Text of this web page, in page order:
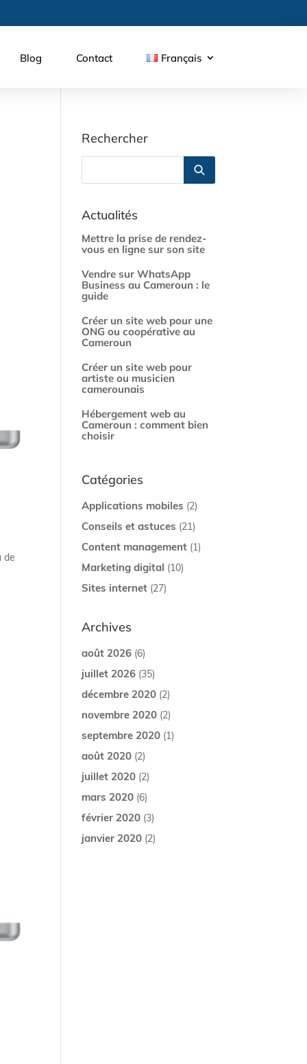
Blog Contact Français
de
Rechercher
Actualités
Mettre la prise de rendez-
vous en ligne sur son site
Vendre sur WhatsApp
Business au Cameroun : le
guide
Créer un site web pour une
ONG ou coopérative au
Cameroun
Créer un site web pour
artiste ou musicien
camerounais
Hébergement web au
Cameroun : comment bien
choisir
Catégories
Applications mobiles (2)
Conseils et astuces (21)
Content management (1)
Marketing digital (10)
Sites internet (27)
Archives
août 2026 (6)
juillet 2026 (35)
décembre 2020 (2)
novembre 2020 (2)
septembre 2020 (1)
août 2020 (2)
juillet 2020 (2)
mars 2020 (6)
février 2020 (3)
janvier 2020 (2)